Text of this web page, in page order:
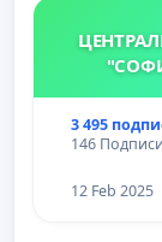
3 495
146
12 Feb 2025